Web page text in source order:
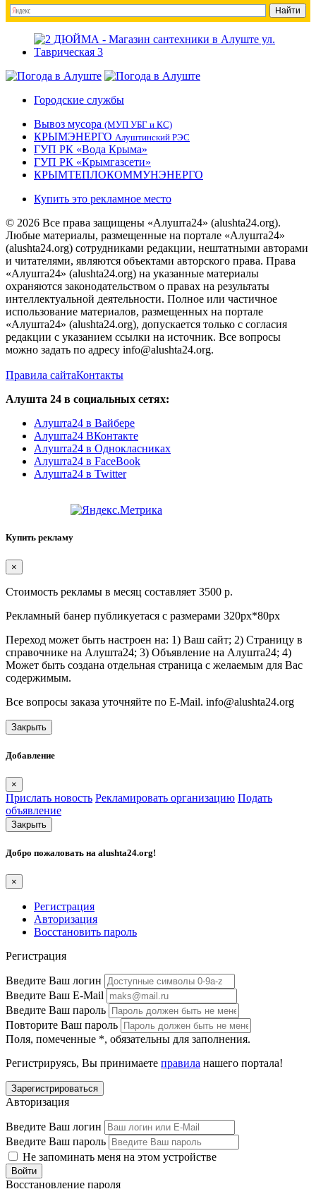
Городские службы
Вывоз мусора (МУП УБГ и КС)
КРЫМЭНЕРГО Алуштинский РЭС
ГУП РК «Вода Крыма»
ГУП РК «Крымгазсети»
КРЫМТЕПЛОКОММУНЭНЕРГО
Купить это рекламное место
© 2026 Все права защищены «Алушта24» (alushta24.org).
Любые материалы, размещенные на портале «Алушта24»
(alushta24.org) сотрудниками редакции, нештатными авторами
и читателями, являются объектами авторского права. Права
«Алушта24» (alushta24.org) на указанные материалы
охраняются законодательством о правах на результаты
интеллектуальной деятельности. Полное или частичное
использование материалов, размещенных на портале
«Алушта24» (alushta24.org), допускается только с согласия
редакции с указанием ссылки на источник. Все вопросы
можно задать по адресу info@alushta24.org.
Правила сайтаКонтакты
Алушта 24 в социальных сетях:
Алушта24 в Вайбере
Алушта24 ВКонтакте
Алушта24 в Однокласниках
Алушта24 в FaceBook
Алушта24 в Twitter
Купить рекламу
×
Стоимость рекламы в месяц составляет 3500 р.
Рекламный банер публикуетася с размерами 320px*80px
Переход может быть настроен на: 1) Ваш сайт; 2) Страницу в
справочнике на Алушта24; 3) Объявление на Алушта24; 4)
Может быть создана отдельная страница с желаемым для Вас
содержимым.
Все вопросы заказа уточняйте по E-Mail. info@alushta24.org
Закрыть
Добавление
×
Прислать новость Рекламировать организацию Подать
объявление
Закрыть
Добро пожаловать на alushta24.org!
×
Регистрация
Авторизация
Восстановить пароль
Регистрация
Введите Ваш логин
Введите Ваш E-Mail
Введите Ваш пароль
Повторите Ваш пароль
Поля, помеченные *, обязательны для заполнения.
Регистрируясь, Вы принимаете правила нашего портала!
Авторизация
Введите Ваш логин
Введите Ваш пароль
Не запоминать меня на этом устройстве
Восстановление пароля